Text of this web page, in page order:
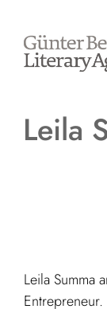
Inhalt
springen
Leila
Leila Summa